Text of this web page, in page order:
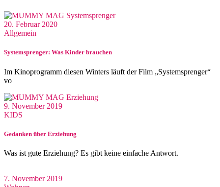
20. Februar 2020
Allgemein
Systemsprenger: Was Kinder brauchen
Im Kinoprogramm diesen Winters läuft der Film „Systemsprenger“
vo
9. November 2019
KIDS
Gedanken über Erziehung
Was ist gute Erziehung? Es gibt keine einfache Antwort.
7. November 2019